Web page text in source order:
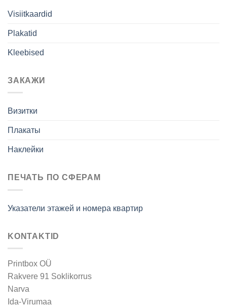
Visiitkaardid
Plakatid
Kleebised
ЗАКАЖИ
Визитки
Плакаты
Наклейки
ПЕЧАТЬ ПО СФЕРАМ
Указатели этажей и номера квартир
KONTAKTID
Printbox OÜ
Rakvere 91 Soklikorrus
Narva
Ida-Virumaa